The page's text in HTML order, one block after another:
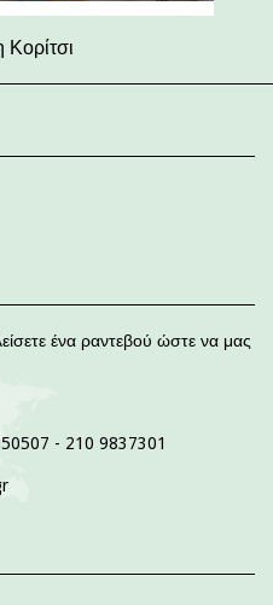
ένα ραντεβού ώστε να μας
- 210 9837301